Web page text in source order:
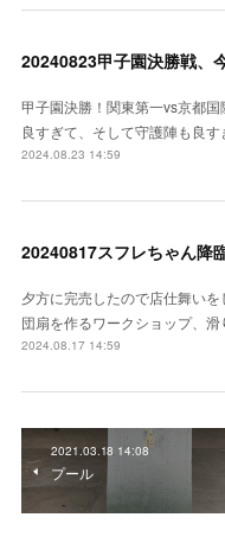
20240823甲子園決勝戦、
甲子園決勝！関東第一vs京都
良すぎて、そして守護陣も良
2024.08.23 14:59
20240817スフレちゃん降
夕方に完売したので店仕舞い
団扇を作るワークショップ、
2024.08.17 14:59
2021.03.18 14:08
プール